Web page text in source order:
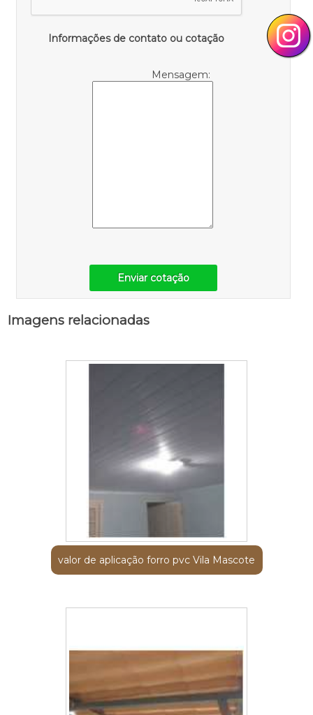
Informações de contato ou cotação
Mensagem:
Enviar cotação
Imagens relacionadas
valor de aplicação forro pvc Vila Mascote